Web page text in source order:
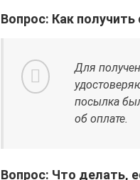
Вопрос: Как
Для
посылка
об оплате.
Вопрос: Что делать,